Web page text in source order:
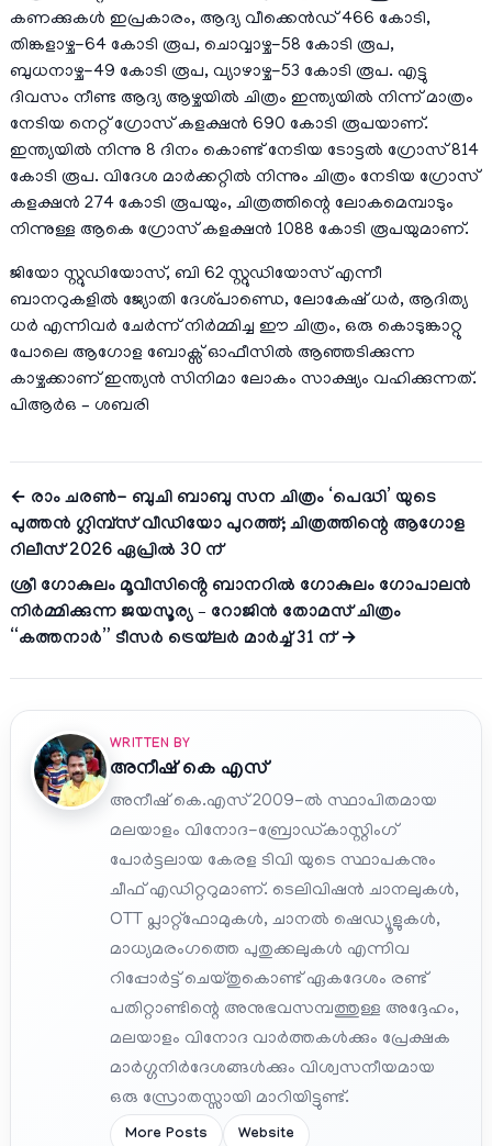
കണക്കുകൾ ഇപ്രകാരം, ആദ്യ വീക്കെൻഡ് 466 കോടി,
തിങ്കളാഴ്ച-64 കോടി രൂപ, ചൊവ്വാഴ്ച-58 കോടി രൂപ,
ബുധനാഴ്ച-49 കോടി രൂപ, വ്യാഴാഴ്ച-53 കോടി രൂപ. എട്ടു
ദിവസം നീണ്ട ആദ്യ ആഴ്ചയിൽ ചിത്രം ഇന്ത്യയിൽ നിന്ന് മാത്രം
നേടിയ നെറ്റ് ഗ്രോസ് കളക്ഷൻ 690 കോടി രൂപയാണ്.
ഇന്ത്യയിൽ നിന്നു 8 ദിനം കൊണ്ട് നേടിയ ടോട്ടൽ ഗ്രോസ് 814
കോടി രൂപ. വിദേശ മാർക്കറ്റിൽ നിന്നും ചിത്രം നേടിയ ഗ്രോസ്
കളക്ഷൻ 274 കോടി രൂപയും, ചിത്രത്തിന്റെ ലോകമെമ്പാടും
നിന്നുള്ള ആകെ ഗ്രോസ് കളക്ഷൻ 1088 കോടി രൂപയുമാണ്.
ജിയോ സ്റ്റുഡിയോസ്, ബി 62 സ്റ്റുഡിയോസ് എന്നീ
ബാനറുകളിൽ ജ്യോതി ദേശ്പാണ്ഡെ, ലോകേഷ് ധർ, ആദിത്യ
ധർ എന്നിവർ ചേർന്ന് നിർമ്മിച്ച ഈ ചിത്രം, ഒരു കൊടുങ്കാറ്റു
പോലെ ആഗോള ബോക്സ് ഓഫീസിൽ ആഞ്ഞടിക്കുന്ന
കാഴ്ചക്കാണ് ഇന്ത്യൻ സിനിമാ ലോകം സാക്ഷ്യം വഹിക്കുന്നത്.
പിആർഒ – ശബരി
← രാം ചരൺ- ബുചി ബാബു സന ചിത്രം ‘പെദ്ധി’ യുടെ
പുത്തൻ ഗ്ലിമ്പ്സ് വീഡിയോ പുറത്ത്; ചിത്രത്തിന്റെ ആഗോള
റിലീസ് 2026 ഏപ്രിൽ 30 ന്
ശ്രീ ഗോകുലം മൂവീസിൻ്റെ ബാനറിൽ ഗോകുലം ഗോപാലൻ
നിർമ്മിക്കുന്ന ജയസൂര്യ – റോജിൻ തോമസ് ചിത്രം
“കത്തനാർ” ടീസർ ട്രെയ്‌ലർ മാർച്ച് 31 ന് →
WRITTEN BY
അനീഷ്‌ കെ എസ്
അനീഷ് കെ.എസ് 2009-ൽ സ്ഥാപിതമായ
മലയാളം വിനോദ-ബ്രോഡ്കാസ്റ്റിംഗ്
പോർട്ടലായ കേരള ടിവി യുടെ സ്ഥാപകനും
ചീഫ് എഡിറ്ററുമാണ്. ടെലിവിഷൻ ചാനലുകൾ,
OTT പ്ലാറ്റ്‌ഫോമുകൾ, ചാനൽ ഷെഡ്യൂളുകൾ,
മാധ്യമരംഗത്തെ പുതുക്കലുകൾ എന്നിവ
റിപ്പോർട്ട് ചെയ്തുകൊണ്ട് ഏകദേശം രണ്ട്
പതിറ്റാണ്ടിന്റെ അനുഭവസമ്പത്തുള്ള അദ്ദേഹം,
മലയാളം വിനോദ വാർത്തകൾക്കും പ്രേക്ഷക
മാർഗ്ഗനിർദേശങ്ങൾക്കും വിശ്വസനീയമായ
ഒരു സ്രോതസ്സായി മാറിയിട്ടുണ്ട്.
More Posts Website